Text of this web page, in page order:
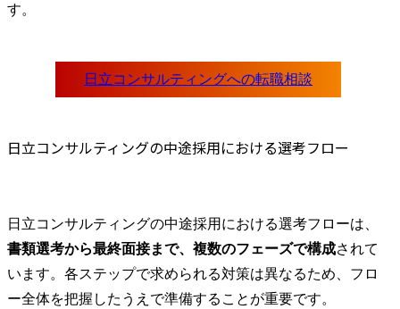
す。
日立コンサルティングの中途採用における選考フロー
日立コンサルティングの中途採用における選考フローは、
書類選考から最終面接まで、複数のフェーズで構成されて
います。各ステップで求められる対策は異なるため、フロ
ー全体を把握したうえで準備することが重要です。